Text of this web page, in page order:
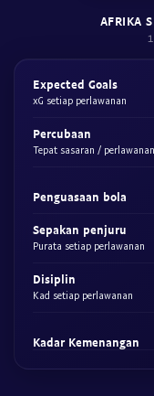
AFRIKA
Expected Goals
xG setiap perlawanan
Percubaan
Tepat sasaran / perlawanan
Penguasaan bola
Sepakan penjuru
Purata setiap perlawanan
Disiplin
Kad setiap perlawanan
Kadar Kemenangan